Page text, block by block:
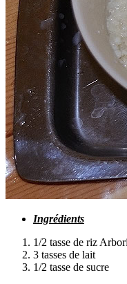
Ingrédients
1/2 tasse de riz
3 tasses de lait
1/2 tasse de sucre